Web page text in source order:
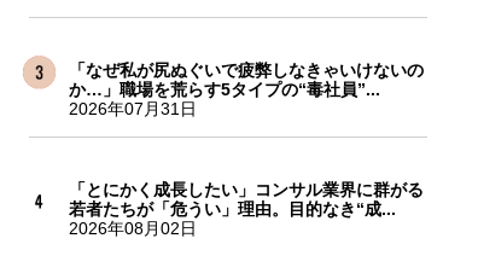
「なぜ私が尻ぬぐいで疲弊しなきゃいけないの
か…」職場を荒らす5タイプの“毒社員”...
2026年07月31日
「とにかく成長したい」コンサル業界に群がる
若者たちが「危うい」理由。目的なき“成...
2026年08月02日